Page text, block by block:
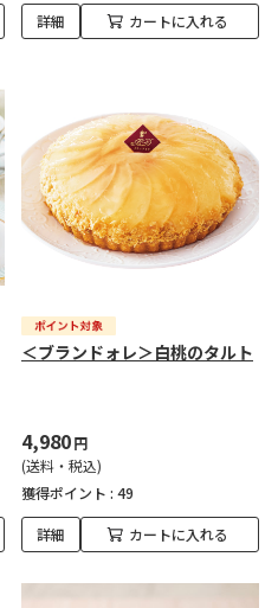
詳細 カートに入れる
＜ブランドォレ＞白桃のタルト
4,980円
(送料・税込)
獲得ポイント : 49
詳細 カートに入れる